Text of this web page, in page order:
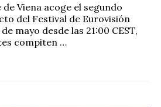
Viena acoge el segundo
del Festival de Eurovisión
mayo desde las 21:00 CEST,
compiten …